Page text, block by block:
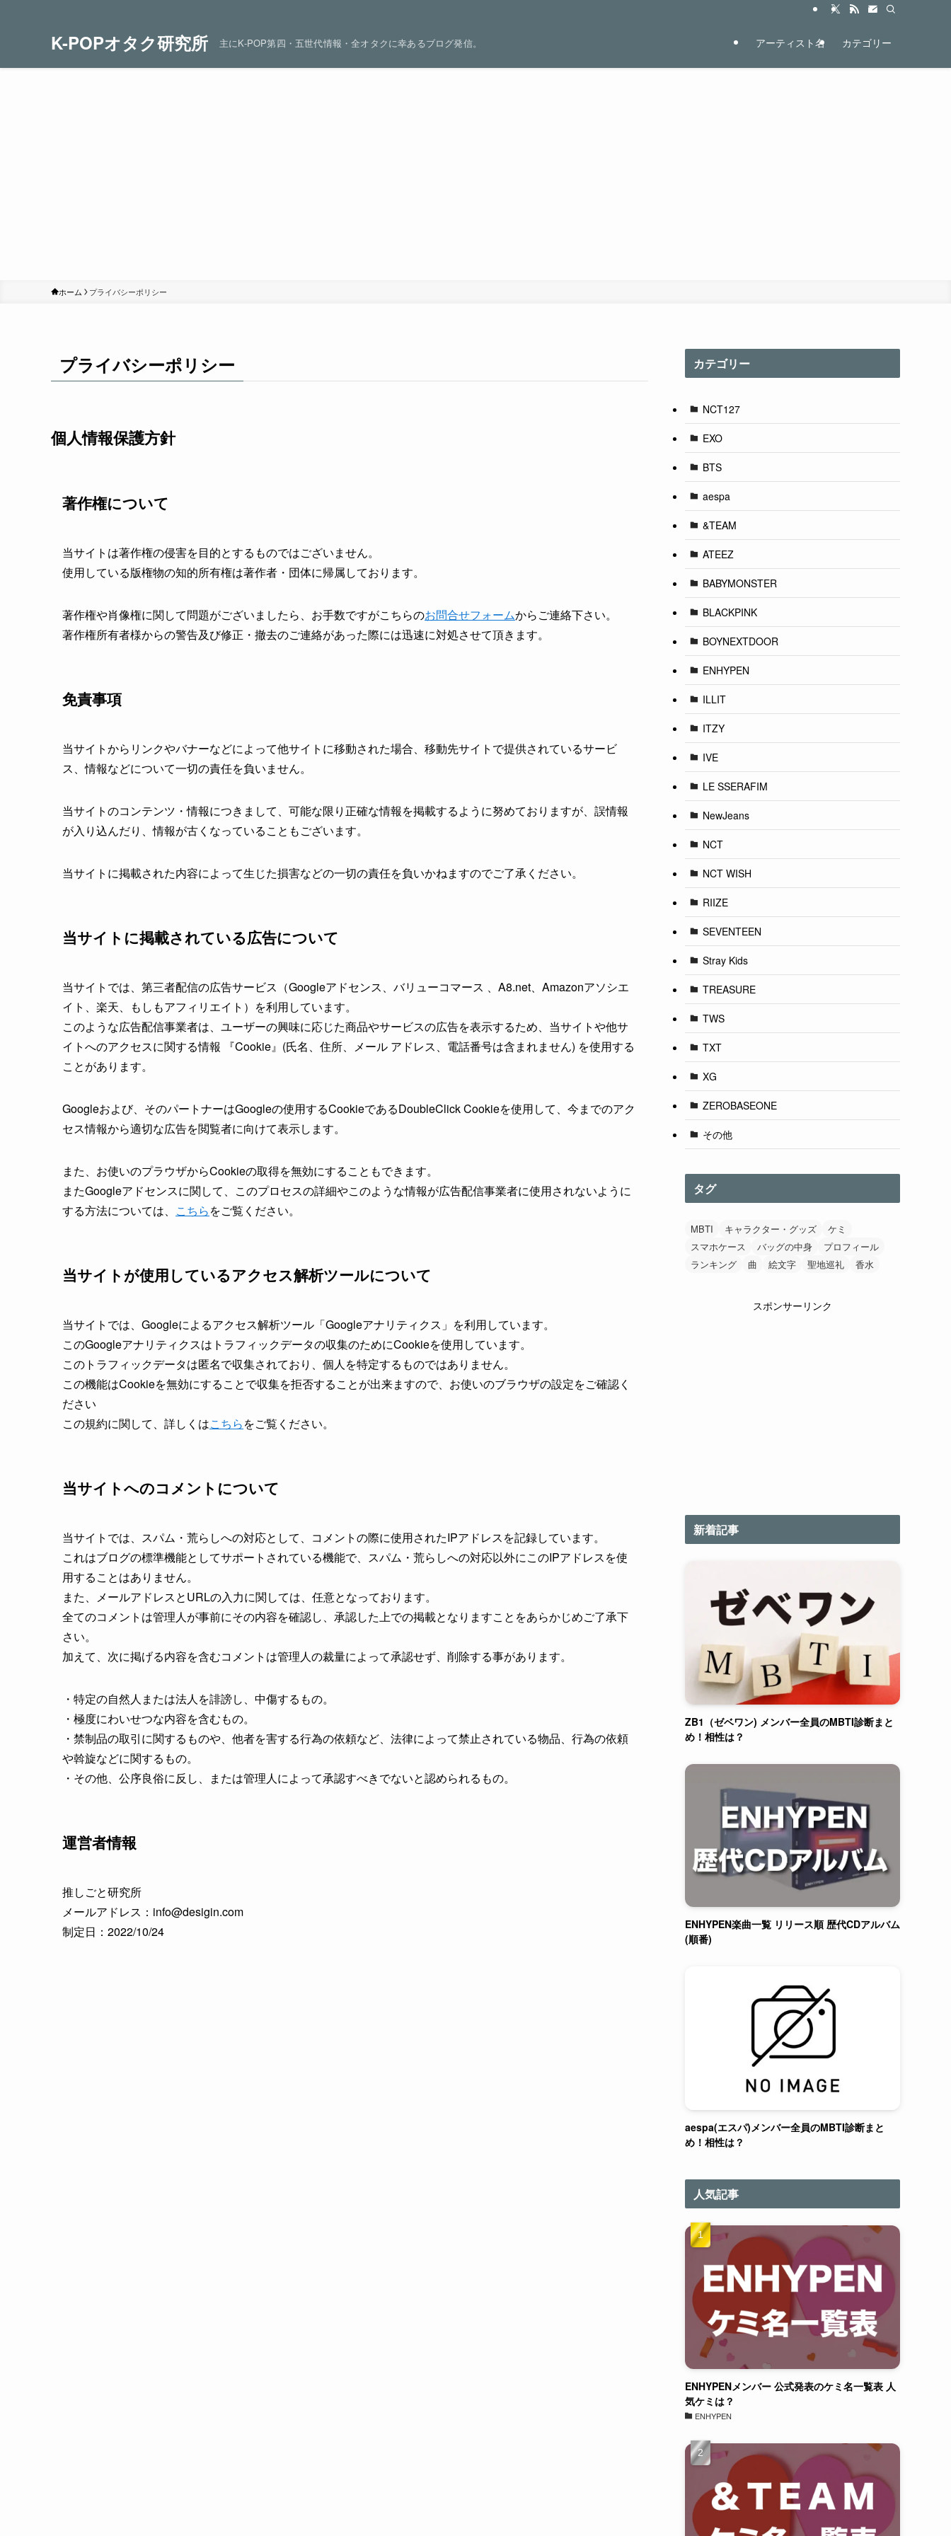
K-POPオタク研究所 主にK-POP第四・五世代情報・全オタクに幸あるブログ発信。 アーティスト名 カテゴリー
ホーム プライバシーポリシー
プライバシーポリシー
個人情報保護方針
著作権について
当サイトは著作権の侵害を目的とするものではございません。
使用している版権物の知的所有権は著作者・団体に帰属しております。
著作権や肖像権に関して問題がございましたら、お手数ですがこちらのお問合せフォームからご連絡下さい。
著作権所有者様からの警告及び修正・撤去のご連絡があった際には迅速に対処させて頂きます。
免責事項
当サイトからリンクやバナーなどによって他サイトに移動された場合、移動先サイトで提供されているサービ
ス、情報などについて一切の責任を負いません。
当サイトのコンテンツ・情報につきまして、可能な限り正確な情報を掲載するように努めておりますが、誤情報
が入り込んだり、情報が古くなっていることもございます。
当サイトに掲載された内容によって生じた損害などの一切の責任を負いかねますのでご了承ください。
当サイトに掲載されている広告について
当サイトでは、第三者配信の広告サービス（Googleアドセンス、バリューコマース 、A8.net、Amazonアソシエ
イト、楽天、もしもアフィリエイト）を利用しています。
このような広告配信事業者は、ユーザーの興味に応じた商品やサービスの広告を表示するため、当サイトや他サ
イトへのアクセスに関する情報 『Cookie』(氏名、住所、メール アドレス、電話番号は含まれません) を使用する
ことがあります。
Googleおよび、そのパートナーはGoogleの使用するCookieであるDoubleClick Cookieを使用して、今までのアク
セス情報から適切な広告を閲覧者に向けて表示します。
また、お使いのプラウザからCookieの取得を無効にすることもできます。
またGoogleアドセンスに関して、このプロセスの詳細やこのような情報が広告配信事業者に使用されないように
する方法については、 こちらをご覧ください。
当サイトが使用しているアクセス解析ツールについて
当サイトでは、Googleによるアクセス解析ツール「Googleアナリティクス」を利用しています。
このGoogleアナリティクスはトラフィックデータの収集のためにCookieを使用しています。
このトラフィックデータは匿名で収集されており、個人を特定するものではありません。
この機能はCookieを無効にすることで収集を拒否することが出来ますので、お使いのブラウザの設定をご確認く
ださい
この規約に関して、詳しくはこちらをご覧ください。
当サイトへのコメントについて
当サイトでは、スパム・荒らしへの対応として、コメントの際に使用されたIPアドレスを記録しています。
これはブログの標準機能としてサポートされている機能で、スパム・荒らしへの対応以外にこのIPアドレスを使
用することはありません。
また、メールアドレスとURLの入力に関しては、任意となっております。
全てのコメントは管理人が事前にその内容を確認し、承認した上での掲載となりますことをあらかじめご了承下
さい。
加えて、次に掲げる内容を含むコメントは管理人の裁量によって承認せず、削除する事があります。
・特定の自然人または法人を誹謗し、中傷するもの。
・極度にわいせつな内容を含むもの。
・禁制品の取引に関するものや、他者を害する行為の依頼など、法律によって禁止されている物品、行為の依頼
や斡旋などに関するもの。
・その他、公序良俗に反し、または管理人によって承認すべきでないと認められるもの。
運営者情報
推しごと研究所
メールアドレス：info@desigin.com
制定日：2022/10/24
カテゴリー
NCT127
EXO
BTS
aespa
&TEAM
ATEEZ
BABYMONSTER
BLACKPINK
BOYNEXTDOOR
ENHYPEN
ILLIT
ITZY
IVE
LE SSERAFIM
NewJeans
NCT
NCT WISH
RIIZE
SEVENTEEN
Stray Kids
TREASURE
TWS
TXT
XG
ZEROBASEONE
その他
タグ
MBTI キャラクター・グッズ
ケミ
スマホケース
バッグの中身
プロフィール
ランキング
曲 絵文字 聖地巡礼 香水
スポンサーリンク
新着記事
ZB1（ゼベワン) メンバー全員のMBTI診断まと
め！相性は？
ENHYPEN楽曲一覧 リリース順 歴代CDアルバム
(順番)
aespa(エスパ)メンバー全員のMBTI診断まと
め！相性は？
人気記事
ENHYPENメンバー 公式発表のケミ名一覧表 人
気ケミは？
ENHYPEN